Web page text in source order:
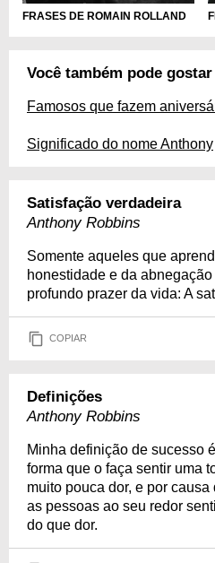
FRASES DE ROMAIN ROLLAND
Você também pode gostar
Famosos que fazem
Significado do nome Anthony
Satisfação verdadeira
Anthony Robbins
Somente aqueles que
honestidade e da
profundo prazer da vida: A
COPIAR
Definições
Anthony Robbins
Minha definição de sucesso
forma que o faça sentir uma
muito pouca dor, e por
as pessoas ao seu redor
do que dor.